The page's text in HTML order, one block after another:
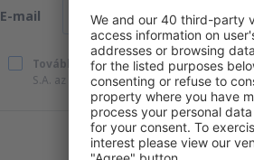
E-mail
További utazások kedvező áron
S.A. az általam megadott e-mail-címre.